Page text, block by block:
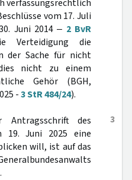
verfassungsrechtlich
vom 17. Juli
Juni 2014 ‒ 2 BvR
Verteidigung die
der Sache für nicht
nicht zu einem
Gehör (BGH,
-3 StR 484/24).
3
des
19. Juni 2025 eine
will, ist auf das